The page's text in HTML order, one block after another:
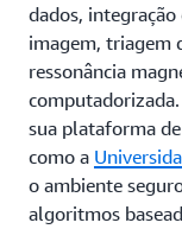
dados,
imagem, triagem
ressonância
sua plataforma
como a
o ambiente
algoritmos